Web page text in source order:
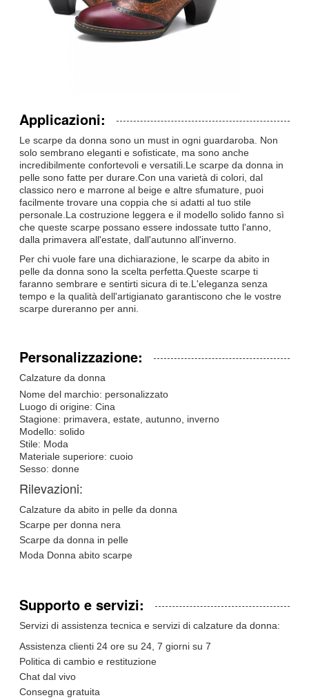
Applicazioni:
Le scarpe da donna sono un must in ogni guardaroba. Non
solo sembrano eleganti e sofisticate, ma sono anche
incredibilmente confortevoli e versatili.Le scarpe da donna in
pelle sono fatte per durare.Con una varietà di colori, dal
classico nero e marrone al beige e altre sfumature, puoi
facilmente trovare una coppia che si adatti al tuo stile
personale.La costruzione leggera e il modello solido fanno sì
che queste scarpe possano essere indossate tutto l'anno,
dalla primavera all'estate, dall'autunno all'inverno.
Per chi vuole fare una dichiarazione, le scarpe da abito in
pelle da donna sono la scelta perfetta.Queste scarpe ti
faranno sembrare e sentirti sicura di te.L'eleganza senza
tempo e la qualità dell'artigianato garantiscono che le vostre
scarpe dureranno per anni.
Personalizzazione:
Calzature da donna
Nome del marchio: personalizzato
Luogo di origine: Cina
Stagione: primavera, estate, autunno, inverno
Modello: solido
Stile: Moda
Materiale superiore: cuoio
Sesso: donne
Rilevazioni:
Calzature da abito in pelle da donna
Scarpe per donna nera
Scarpe da donna in pelle
Moda Donna abito scarpe
Supporto e servizi:
Servizi di assistenza tecnica e servizi di calzature da donna:
Assistenza clienti 24 ore su 24, 7 giorni su 7
Politica di cambio e restituzione
Chat dal vivo
Consegna gratuita